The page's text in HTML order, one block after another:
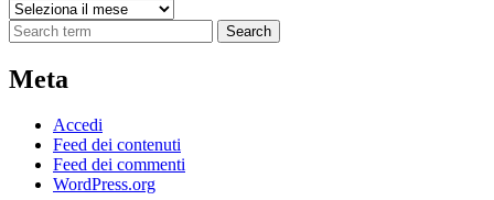
Archivi
Search
Meta
Accedi
Feed dei contenuti
Feed dei commenti
WordPress.org